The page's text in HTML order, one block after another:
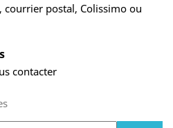
courrier postal, Colissimo ou
contacter